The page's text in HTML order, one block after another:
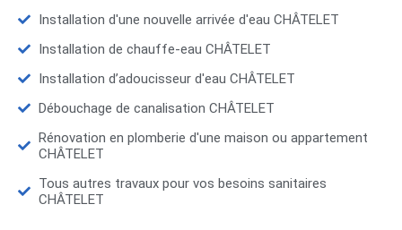
Installation d'une nouvelle arrivée d'eau CHÂTELET
Installation de chauffe-eau CHÂTELET
Installation d’adoucisseur d'eau CHÂTELET
Débouchage de canalisation CHÂTELET
Rénovation en plomberie d'une maison ou appartement
CHÂTELET
Tous autres travaux pour vos besoins sanitaires
CHÂTELET